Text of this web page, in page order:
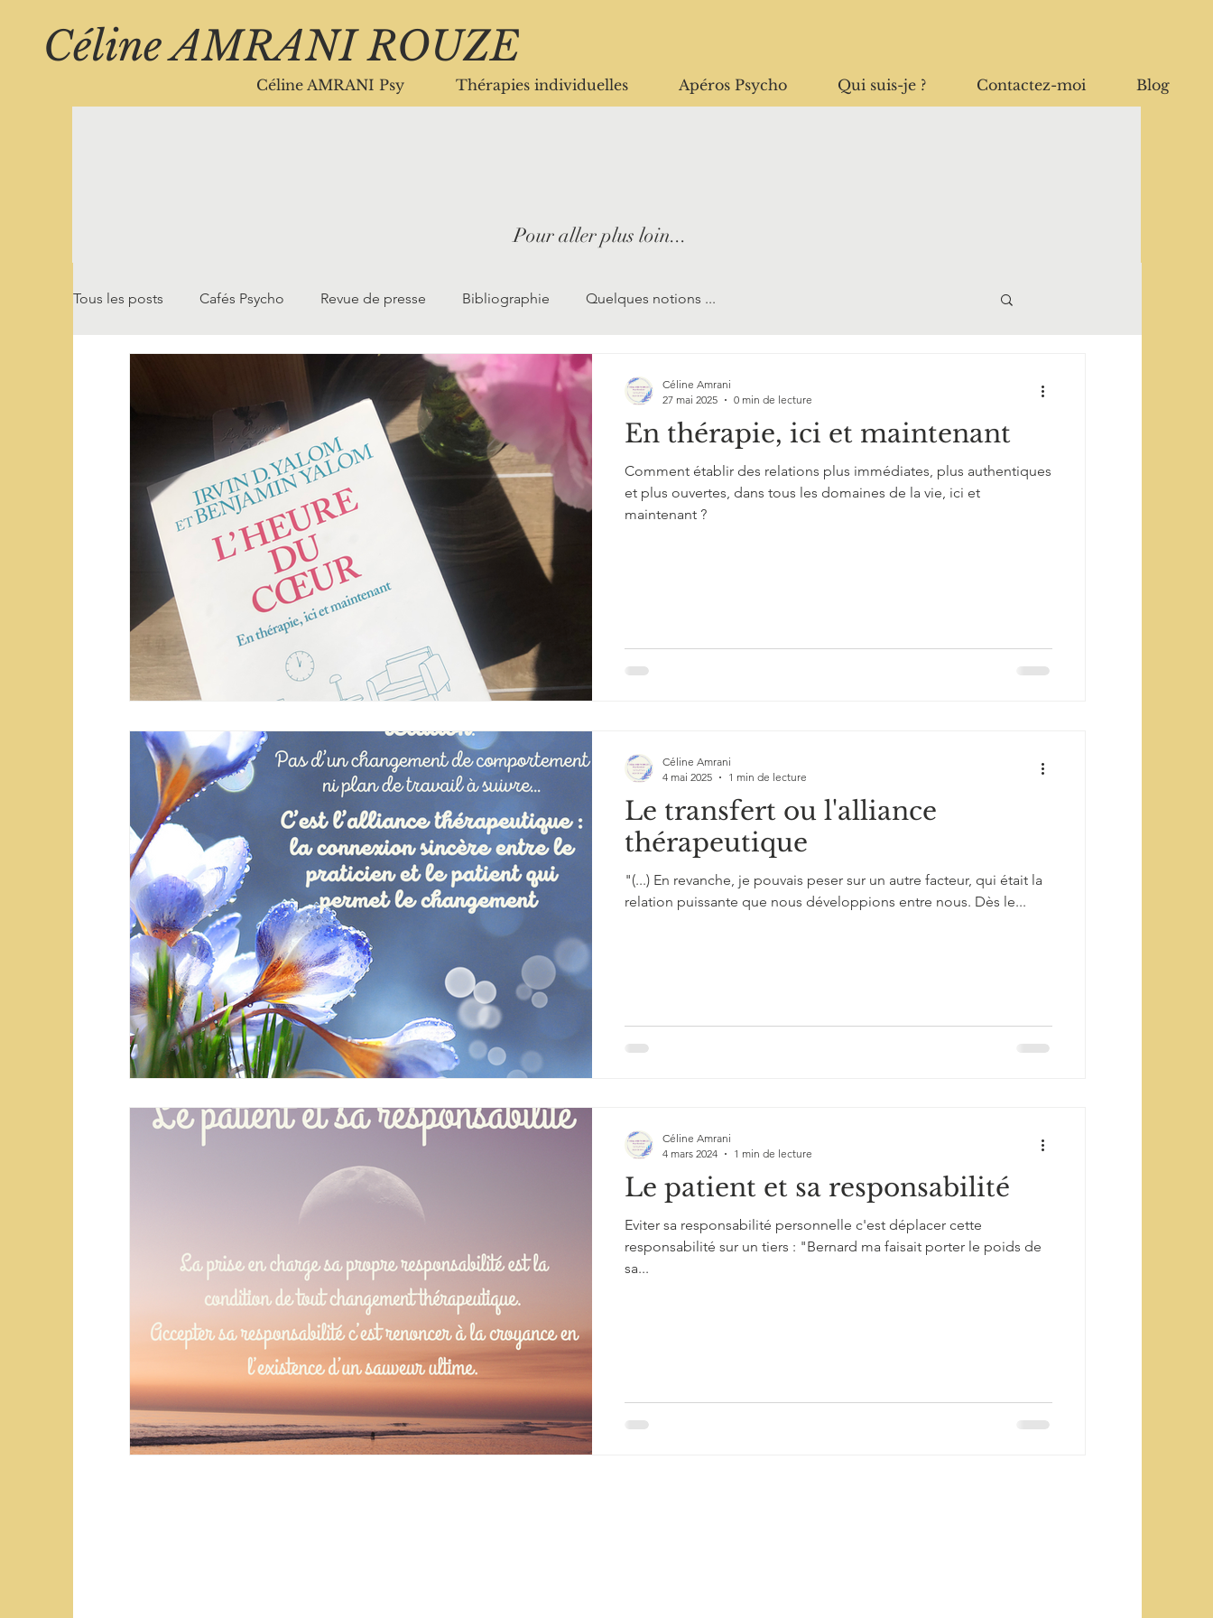
Céline AMRANI Psy Thérapies individuelles Apéros Psycho Qui suis-je ? Contactez-moi Blog
Pour aller plus loin...
Tous les posts Cafés Psycho Revue de presse Bibliographie Quelques notions ...
En thérapie, ici et maintenant
Comment établir des relations plus immédiates, plus authentiques
et plus ouvertes, dans tous les domaines de la vie, ici et
maintenant ?
Céline Amrani
27 mai 2025
0 min de lecture
Le transfert ou l'alliance
thérapeutique
"(...) En revanche, je pouvais peser sur un autre facteur, qui était la
relation puissante que nous développions entre nous. Dès le...
Céline Amrani
4 mai 2025
1 min de lecture
Le patient et sa responsabilité
Eviter sa responsabilité personnelle c'est déplacer cette
responsabilité sur un tiers : "Bernard ma faisait porter le poids de
sa...
Céline Amrani
4 mars 2024
1 min de lecture
Céline AMRANI ROUZE